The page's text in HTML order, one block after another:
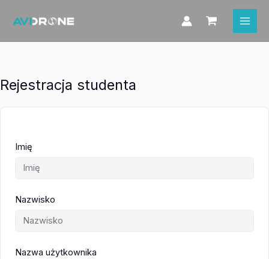
Rejestracja studenta
Imię
Nazwisko
Nazwa użytkownika